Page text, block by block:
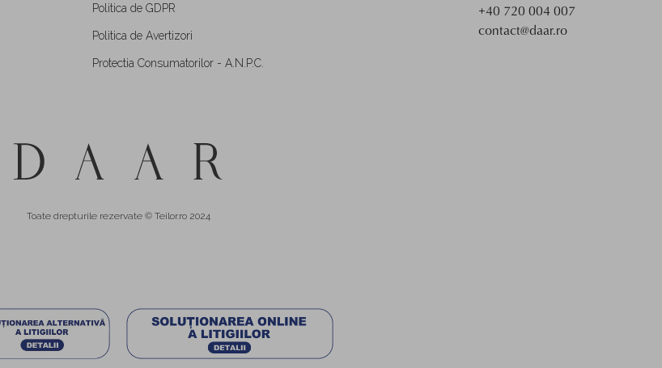
Politica de GDPR
Politica de Avertizori
Protectia Consumatorilor - A.N.P.C.
+40 720 004 007
contact@daar.ro
Toate drepturile rezervate © Teilor.ro 2024